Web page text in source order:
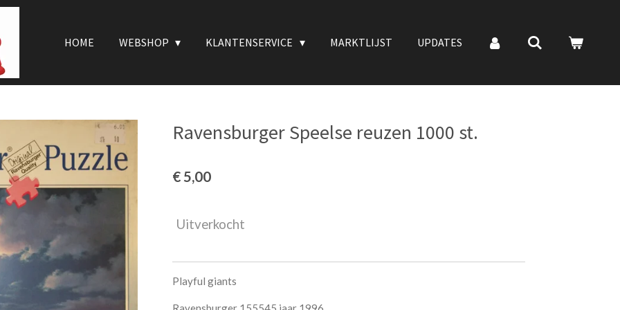
HOME WEBSHOP KLANTENSERVICE MARKTLIJST UPDATES
Ravensburger Speelse reuzen 1000 st.
€ 5,00
Uitverkocht
Playful giants